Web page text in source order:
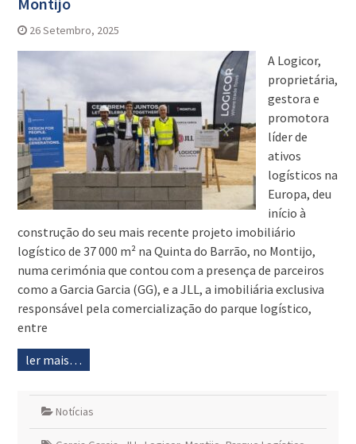
26 Setembro, 2025
A Logicor,
proprietária,
gestora e
promotora
líder de
ativos
logísticos na
Europa, deu
início à
construção do seu mais recente projeto imobiliário
logístico de 37 000 m² na Quinta do Barrão, no Montijo,
numa cerimónia que contou com a presença de parceiros
como a Garcia Garcia (GG), e a JLL, a imobiliária exclusiva
responsável pela comercialização do parque logístico,
entre
ler mais…
Notícias